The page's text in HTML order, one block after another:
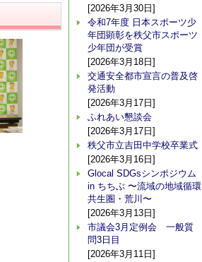
[2026年3月30日]
令和7年度 日本スポーツ少
年団顕彰を秩父市スポーツ
少年団が受賞
[2026年3月18日]
交通安全都市宣言の普及啓
発活動
[2026年3月17日]
ふれあい懇談会
[2026年3月17日]
秩父市立吉田中学校卒業式
[2026年3月16日]
Glocal SDGsシンポジウム
in ちちぶ 〜流域の地域循環
共生圏・荒川〜
[2026年3月13日]
市議会3月定例会 一般質
問3日目
[2026年3月11日]